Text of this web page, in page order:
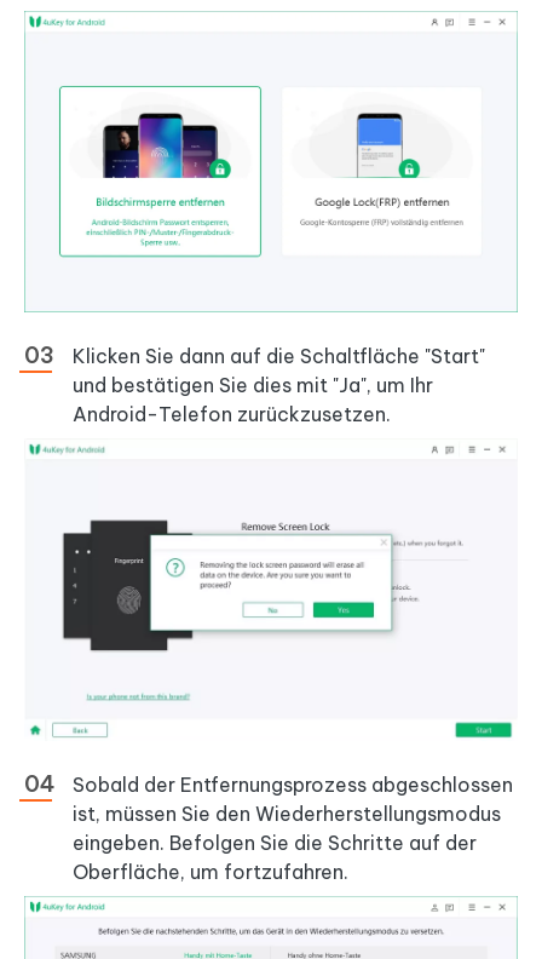
Klicken Sie dann auf die Schaltfläche "Start"
und bestätigen Sie dies mit "Ja", um Ihr
Android-Telefon zurückzusetzen.
Sobald der Entfernungsprozess abgeschlossen
ist, müssen Sie den Wiederherstellungsmodus
eingeben. Befolgen Sie die Schritte auf der
Oberfläche, um fortzufahren.